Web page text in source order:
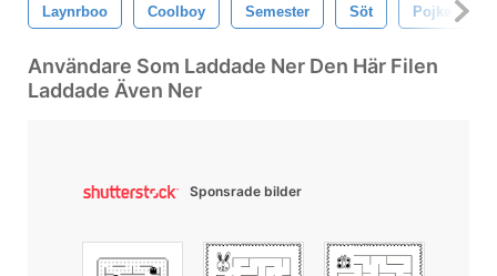
Laynrboo Coolboy Semester Söt Pojke
Användare Som Laddade Ner Den Här Filen
Laddade Även Ner
Sponsrade bilder